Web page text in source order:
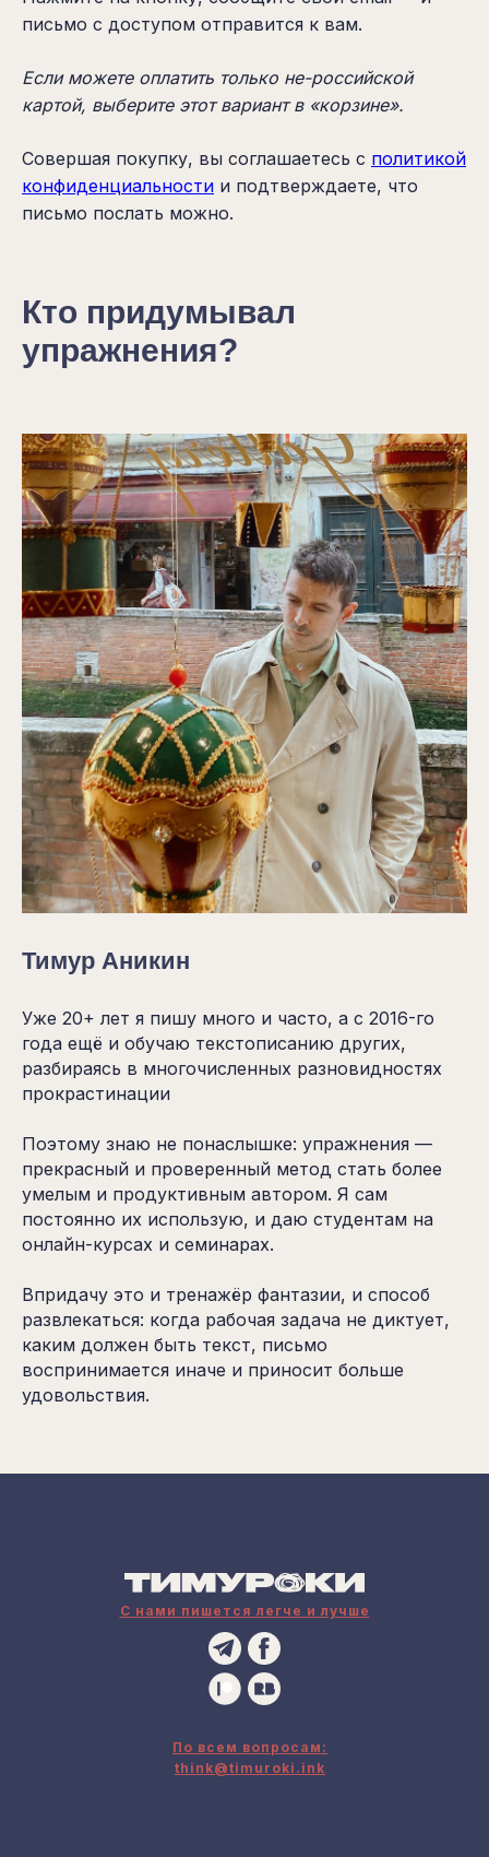
письмо с доступом отправится к вам.
Если можете оплатить только не-российской
картой, выберите этот вариант в «корзине».
Совершая покупку, вы соглашаетесь с политикой
конфиденциальности и подтверждаете, что
письмо послать можно.
Кто придумывал
упражнения?
Тимур Аникин
Уже 20+ лет я пишу много и часто, а с 2016-го
года ещё и обучаю текстописанию других,
разбираясь в многочисленных разновидностях
прокрастинации
Поэтому знаю не понаслышке: упражнения —
прекрасный и проверенный метод стать более
умелым и продуктивным автором. Я сам
постоянно их использую, и даю студентам на
онлайн-курсах и семинарах.
Впридачу это и тренажёр фантазии, и способ
развлекаться: когда рабочая задача не диктует,
каким должен быть текст, письмо
воспринимается иначе и приносит больше
удовольствия.
С нами пишется легче и лучше
По всем вопросам:
think@timuroki.ink